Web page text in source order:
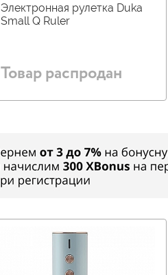
Электронная рулетка Duka
Small Q Ruler
Товар распродан